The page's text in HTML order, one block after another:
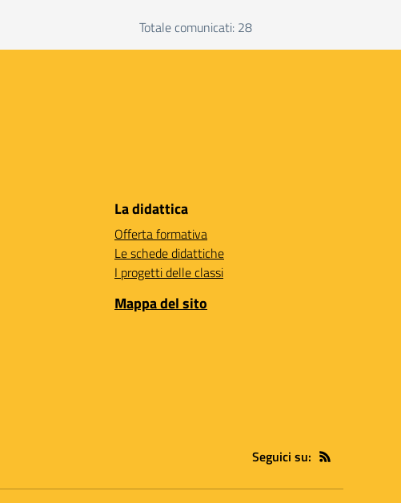
Totale comunicati: 28
La didattica
Offerta formativa
Le schede didattiche
I progetti delle classi
Mappa del sito
Seguici su: